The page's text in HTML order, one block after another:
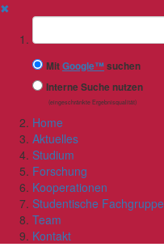
✖
Suchbegriff
MitGoogle™ suchen
Interne Suche nutzen
(eingeschränkte Ergebnisqualität)
Home
Aktuelles
Studium
Forschung
Kooperationen
Studentische Fachgruppe
Team
Kontakt